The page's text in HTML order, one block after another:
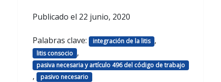
Publicado el 22 junio, 2020
Palabras clave: integración de la litis ,
litis consocio ,
pasiva necesaria y artículo 496 del código de trabajo
, pasivo necesario